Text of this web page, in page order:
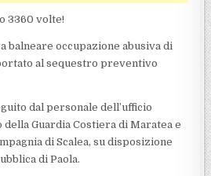
3360 volte!
balneare occupazione abusiva di
al sequestro preventivo
dal personale dell’ufficio
Guardia Costiera di Maratea e
di Scalea, su disposizione
di Paola.